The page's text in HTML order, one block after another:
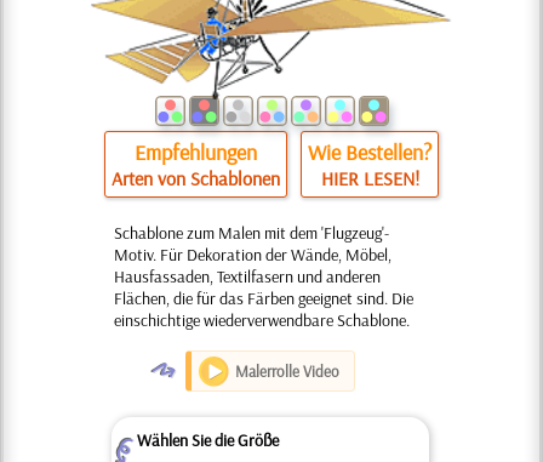
Empfehlungen
Arten von Schablonen
Wie Bestellen?
HIER LESEN!
Schablone zum Malen mit dem 'Flugzeug'-
Motiv. Für Dekoration der Wände, Möbel,
Hausfassaden, Textilfasern und anderen
Flächen, die für das Färben geeignet sind. Die
einschichtige wiederverwendbare Schablone.
O Malerrolle Video
ZWählen Sie die Größe